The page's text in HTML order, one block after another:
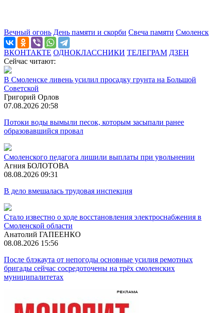
Вечный огонь День памяти и скорби Свеча памяти Смоленск
ВКОНТАКТЕ ОДНОКЛАССНИКИ ТЕЛЕГРАМ ДЗЕН
Сейчас читают:
В Смоленске ливень усилил просадку грунта на Большой
Советской
Григорий Орлов
07.08.2026 20:58
Потоки воды вымыли песок, которым засыпали ранее
образовавшийся провал
Смоленского педагога лишили выплаты при увольнении
Агния БОЛОТОВА
08.08.2026 09:31
В дело вмешалась трудовая инспекция
Стало известно о ходе восстановления электроснабжения в
Смоленской области
Анатолий ГАПЕЕНКО
08.08.2026 15:56
После блэкаута от непогоды основные усилия ремотных
бригады сейчас сосредоточены на трёх смоленских
муниципалитетах